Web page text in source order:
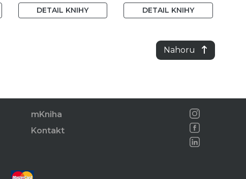
DETAIL KNIHY
PhD., PhDr. Anna
Litvínová, PhD., Mgr.
Katarína Gerlichová, PhD.
a doc. PhDr. Ľubica
Ilievová, PhD.
DETAIL KNIHY
Nahoru
mKniha
Kontakt